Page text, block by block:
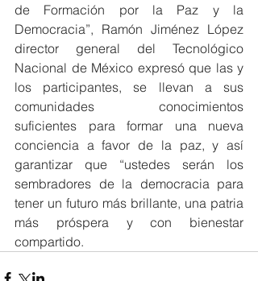
de Formación por la Paz y la
Democracia”, Ramón Jiménez López
director general del Tecnológico
Nacional de México expresó que las y
los participantes, se llevan a sus
comunidades conocimientos
suficientes para formar una nueva
conciencia a favor de la paz, y así
garantizar que “ustedes serán los
sembradores de la democracia para
tener un futuro más brillante, una patria
más próspera y con bienestar
compartido.